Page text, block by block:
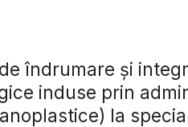
îndrumare și
induse prin
la